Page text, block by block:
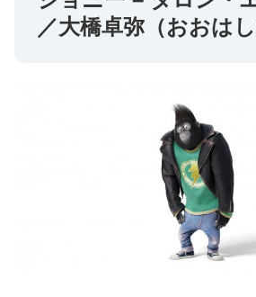
／大橋卓弥（おおはし